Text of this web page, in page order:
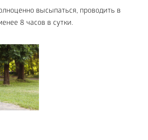
высыпаться, проводить в
8 часов в сутки.